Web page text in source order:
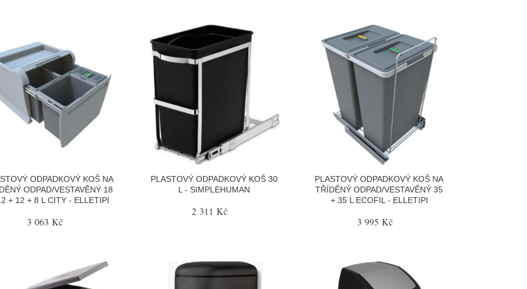
ODPADKOVÝ KOŠ NA
ODPAD/VESTAVĚNÝ 18
+ 12 + 8 L CITY - ELLETIPI
3 063 Kč
PLASTOVÝ ODPADKOVÝ KOŠ 30
L - SIMPLEHUMAN
2 311 Kč
PLASTOVÝ ODPADKOVÝ KOŠ NA
TŘÍDĚNÝ ODPAD/VESTAVĚNÝ 35
+ 35 L ECOFIL - ELLETIPI
3 995 Kč